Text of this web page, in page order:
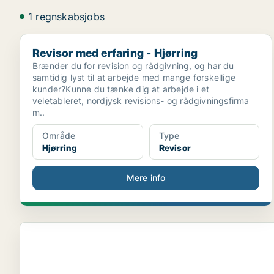
1 regnskabsjobs
Revisor med erfaring - Hjørring
Revisor med erfaring - Hjørring
Brænder du for revision og rådgivning, og har du
samtidig lyst til at arbejde med mange forskellige
kunder?Kunne du tænke dig at arbejde i et
veletableret, nordjysk revisions- og rådgivningsfirma
m..
Område
Hjørring
Type
Revisor
Mere info